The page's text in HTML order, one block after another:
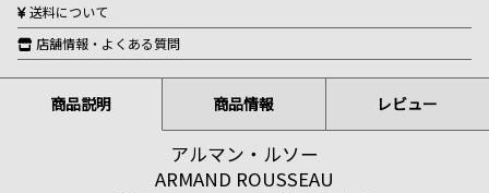
送料について
店舗情報・よくある質問
商品説明 商品情報 レビュー
アルマン・ルソー
ARMAND ROUSSEAU